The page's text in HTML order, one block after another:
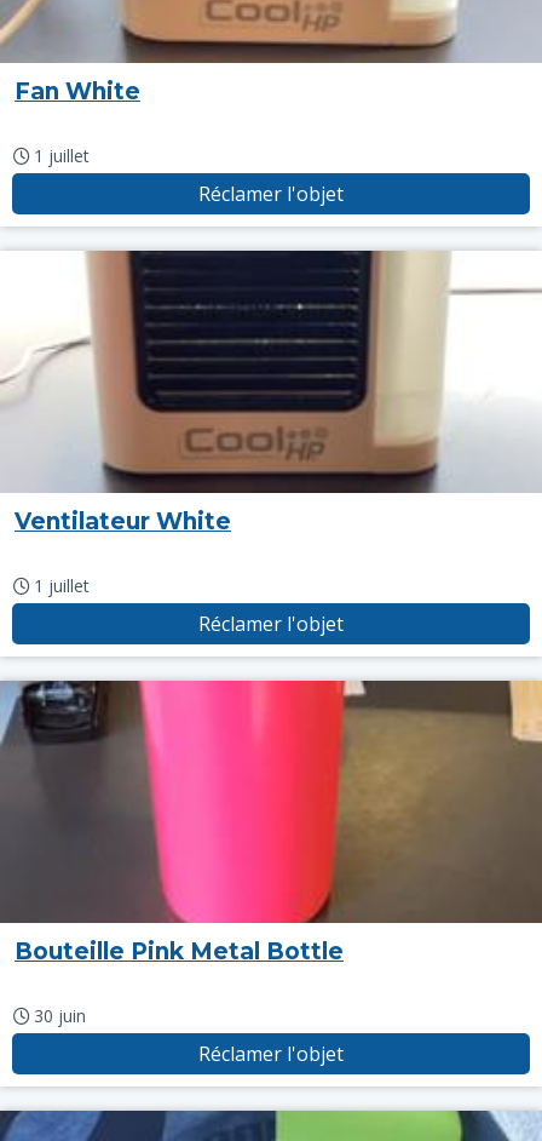
Fan White
1 juillet
Réclamer l'objet
Ventilateur White
1 juillet
Réclamer l'objet
Bouteille Pink Metal Bottle
30 juin
Réclamer l'objet